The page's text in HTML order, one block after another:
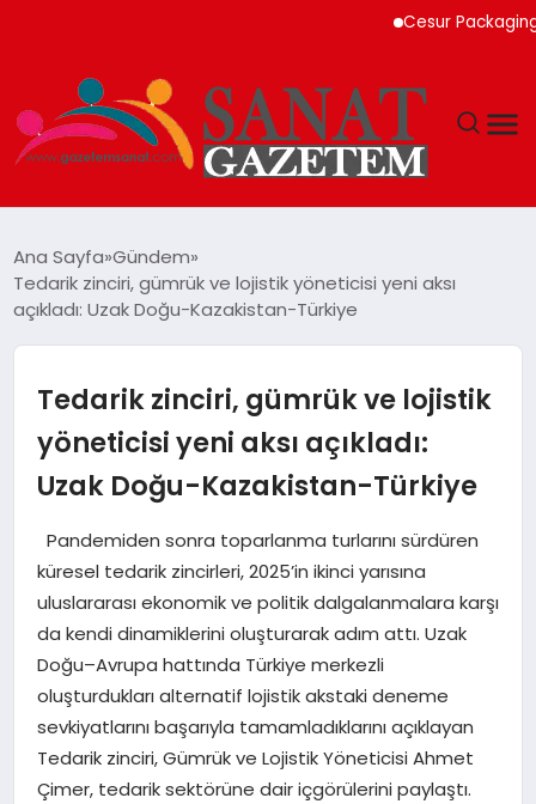
Cesur Packaging,
TEKNOLOJI
YAŞAM
EKONOMI
SAĞLIK
DÜNYA
EĞITIM
Ana Sayfa Gündem
Tedarik zinciri, gümrük ve lojistik yöneticisi yeni aksı
açıkladı: Uzak Doğu-Kazakistan-Türkiye
Tedarik zinciri, gümrük ve lojistik
yöneticisi yeni aksı açıkladı:
Uzak Doğu-Kazakistan-Türkiye
Pandemiden sonra toparlanma turlarını sürdüren
küresel tedarik zincirleri, 2025’in ikinci yarısına
uluslararası ekonomik ve politik dalgalanmalara karşı
da kendi dinamiklerini oluşturarak adım attı. Uzak
Doğu–Avrupa hattında Türkiye merkezli
oluşturdukları alternatif lojistik akstaki deneme
sevkiyatlarını başarıyla tamamladıklarını açıklayan
Tedarik zinciri, Gümrük ve Lojistik Yöneticisi Ahmet
Çimer, tedarik sektörüne dair içgörülerini paylaştı.